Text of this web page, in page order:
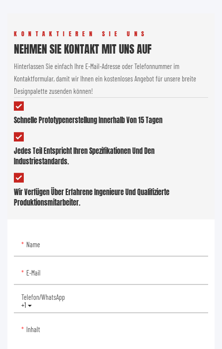
KONTAKTIEREN SIE UNS
NEHMEN SIE KONTAKT MIT UNS AUF
Hinterlassen Sie einfach Ihre E-Mail-Adresse oder Telefonnummer im
Kontaktformular, damit wir Ihnen ein kostenloses Angebot für unsere breite
Designpalette zusenden können!
Schnelle Prototypenerstellung Innerhalb Von 15 Tagen
Jedes Teil Entspricht Ihren Spezifikationen Und Den
Industriestandards.
Wir Verfügen Über Erfahrene Ingenieure Und Qualifizierte
Produktionsmitarbeiter.
Name
E-Mail
+1
Telefon/WhatsApp
Inhalt